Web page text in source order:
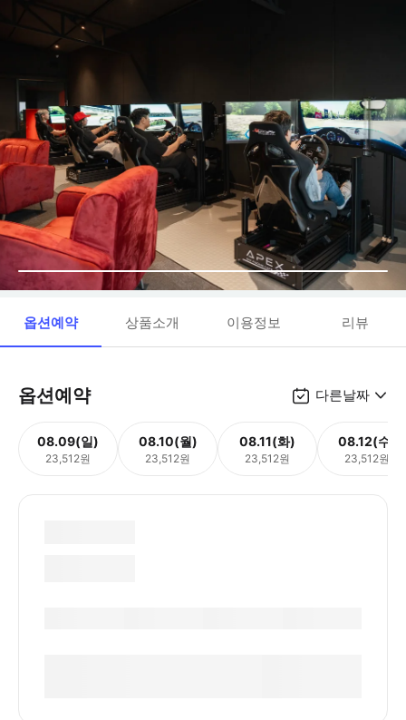
옵션예약 상품소개 이용정보 리뷰
옵션예약 다른날짜
08.09(일)
23,512원
08.10(월)
23,512원
08.11(화)
23,512원
08.12(수)
23,512원